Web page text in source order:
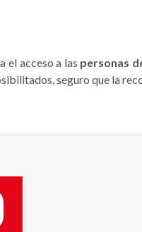
el acceso a las personas
seguro que la